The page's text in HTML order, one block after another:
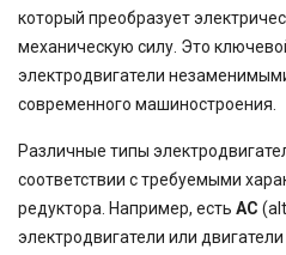
который преобразует
механическую силу. Это
электродвигатели
современного машиностроения.
Различные типы
соответствии с требуемыми
редуктора. Например, есть AC
электродвигатели или